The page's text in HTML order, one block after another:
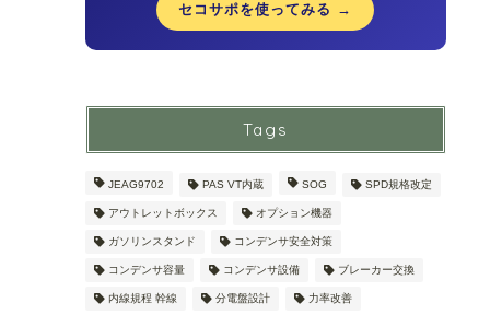
セコサポを使ってみる →
Tags
JEAG9702 PAS VT内蔵 SOG SPD規格改定
アウトレットボックス オプション機器
ガソリンスタンド コンデンサ安全対策
コンデンサ容量 コンデンサ設備 ブレーカー交換
内線規程 幹線 分電盤設計 力率改善